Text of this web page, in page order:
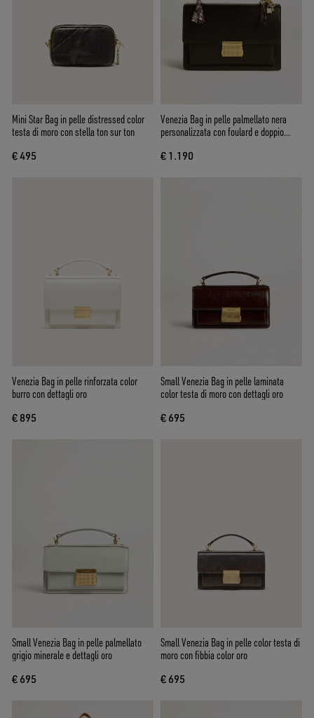
Mini Star Bag in pelle distressed color
testa di moro con stella ton sur ton
€ 495
Venezia Bag in pelle palmellato nera
personalizzata con foulard e doppio
€ 1.190
Venezia Bag in pelle rinforzata color
burro con dettagli oro
€ 895
Small Venezia Bag in pelle laminata
color testa di moro con dettagli oro
€ 695
Small Venezia Bag in pelle palmellato
grigio minerale e dettagli oro
€ 695
Small Venezia Bag in pelle color testa di
moro con fibbia color oro
€ 695